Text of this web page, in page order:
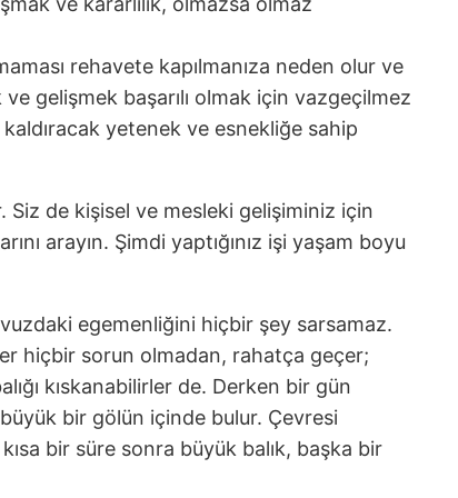
rehavete kapılmanıza neden olur ve
gelişmek başarılı olmak için vazgeçilmez
yetenek ve esnekliğe sahip
de kişisel ve mesleki gelişiminiz için
arayın. Şimdi yaptığınız işi yaşam boyu
egemenliğini hiçbir şey sarsamaz.
hiçbir sorun olmadan, rahatça geçer;
kıskanabilirler de. Derken bir gün
bir gölün içinde bulur. Çevresi
bir süre sonra büyük balık, başka bir